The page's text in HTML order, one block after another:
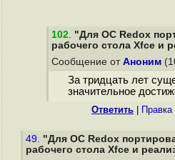
102. "Для ОС Redox
рабочего стола Xfce и
Сообщение от Аноним
За тридцать лет
значительное
Ответить Правка|
49. "Для ОС Redox
рабочего стола Xfce и